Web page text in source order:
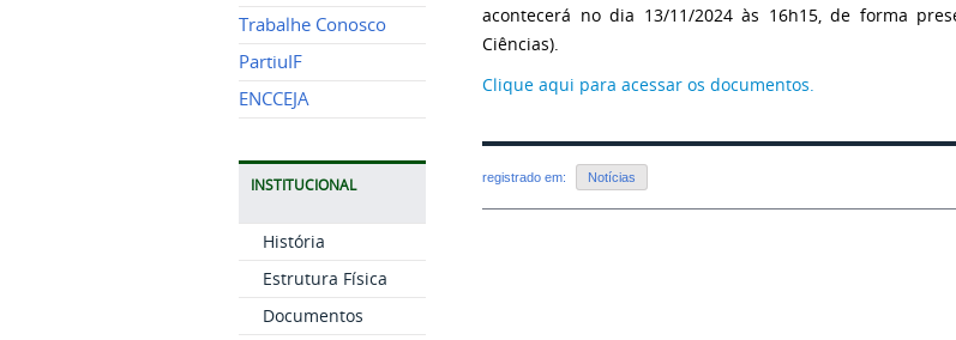
Trabalhe Conosco
PartiuIF
ENCCEJA
INSTITUCIONAL
História
Estrutura Física
Documentos
acontecerá no dia 13/11/2024 às 16h15, de forma
Ciências).
Clique aqui para acessar os documentos.
registrado em: Notícias